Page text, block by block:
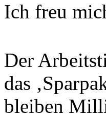
Ich freu
Der
das
bleiben